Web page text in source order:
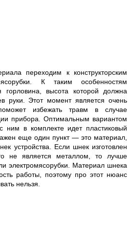
переходим к конструкторским
К таким особенностям
горловина, высота которой должна
руки. Этот момент является очень
избежать травм в случае
прибора. Оптимальным вариантом
ним в комплекте идет пластиковый
еще один пункт — это материал,
устройства. Если шнек изготовлен
не является металлом, то лучше
электромясорубки. Материал шнека
работы, поэтому про этот нюанс
нельзя.